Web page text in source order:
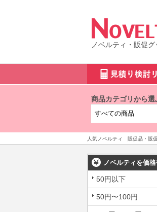
ノベルティ・販促
商品カテゴリから選
人気ノベルティ 販促品・販
ノベルティを価
50円以下
50円〜100円